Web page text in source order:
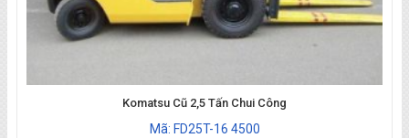
Komatsu Cũ 2,5 Tấn Chui Công
Mã: FD25T-16 4500